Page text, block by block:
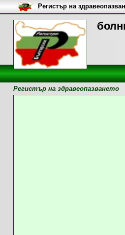
Регистър на
Регистър на здравеопазването